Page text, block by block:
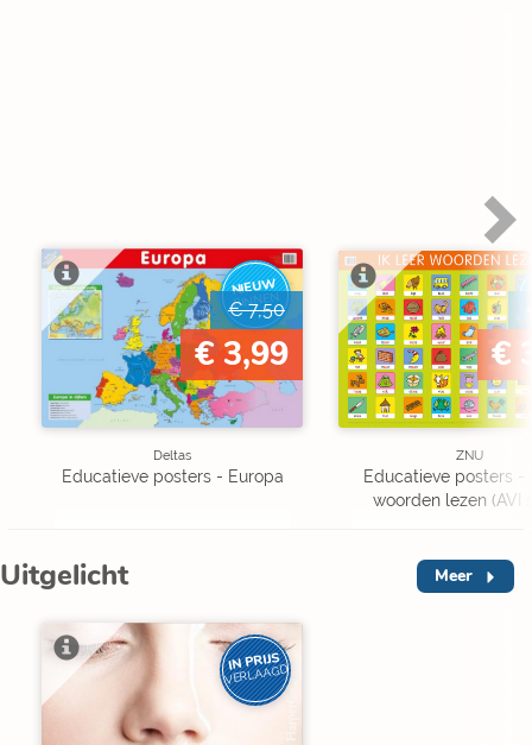
NIEUW
BINNEN
€ 7,50
€ 3,99
Deltas
Educatieve posters - Europa
€
ZNU
Educatieve posters -
woorden lezen (AVI
Uitgelicht Meer
IN PRIJS
VERLAAGD